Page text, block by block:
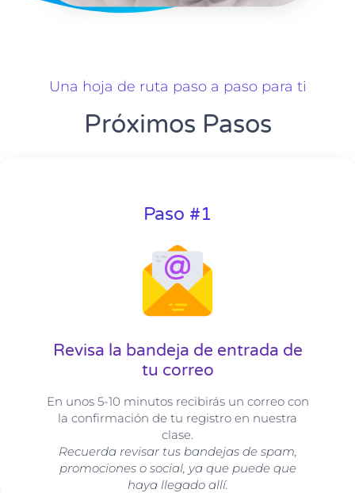
Una hoja de ruta paso a paso para ti
Próximos Pasos
Paso #1
Revisa la bandeja de entrada de
tu correo
En unos 5-10 minutos recibirás un correo con
la confirmación de tu registro en nuestra
clase.
Recuerda revisar tus bandejas de spam,
promociones o social, ya que puede que
haya llegado allí.